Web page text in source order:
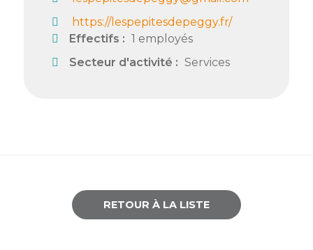
collaboratifs
Agenda
https://lespepitesdepeggy.fr/
Effectifs : 1 employés
Secteur d'activité : Services
RETOUR À LA LISTE